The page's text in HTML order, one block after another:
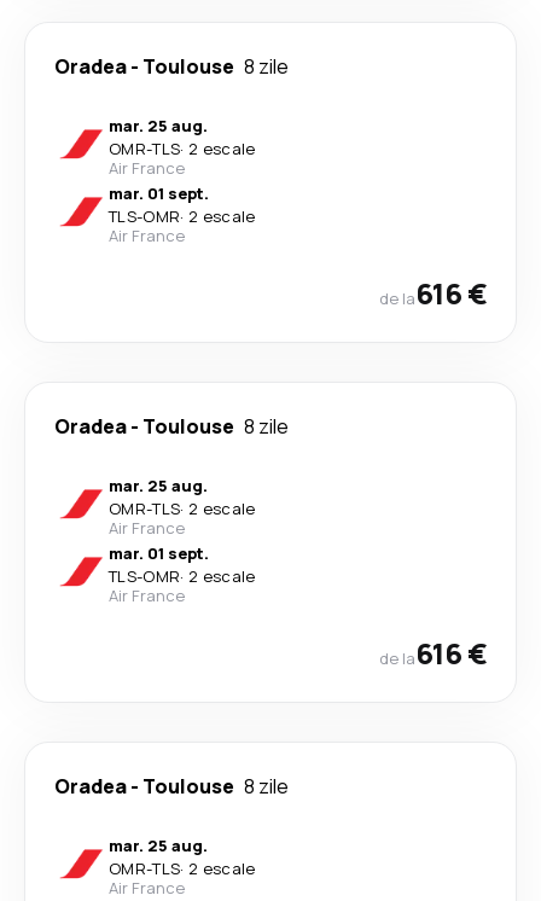
Oradea- Toulouse 8 zile
mar. 25 aug.
OMR-TLS· 2 escale
Air France
mar. 01 sept.
TLS-OMR· 2 escale
Air France
de la616 €
Oradea- Toulouse 8 zile
mar. 25 aug.
OMR-TLS· 2 escale
Air France
mar. 01 sept.
TLS-OMR· 2 escale
Air France
de la616 €
Oradea- Toulouse 8 zile
mar. 25 aug.
OMR-TLS· 2 escale
Air France